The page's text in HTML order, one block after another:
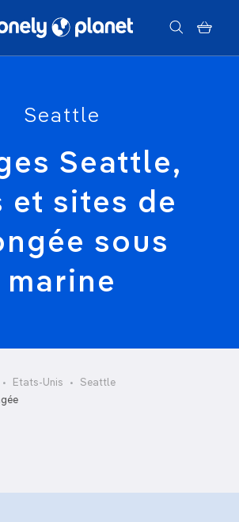
Seattle
Seattle,
et sites de
sous
marine
Etats-Unis
Seattle